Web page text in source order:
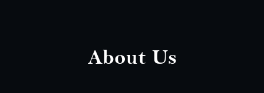
About Us